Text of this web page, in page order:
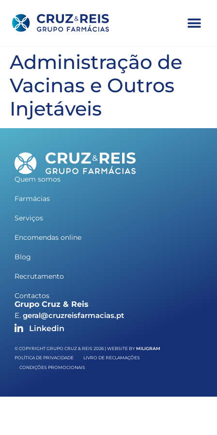
Administração de
Vacinas e Outros
Injetáveis
Quem somos
Farmácias
Serviços
Encomendas online
Blog
Recrutamento
Contactos
Grupo Cruz & Reis
E. geral@cruzreisfarmacias.pt
Linkedin
© COPYRIGHT GRUPO CRUZ & REIS 2026 | WEBSITE BYMILIGRAM
POLÍTICA DE PRIVACIDADE
LIVRO DE RECLAMAÇÕES
CONDIÇÕES PROMOCIONAIS